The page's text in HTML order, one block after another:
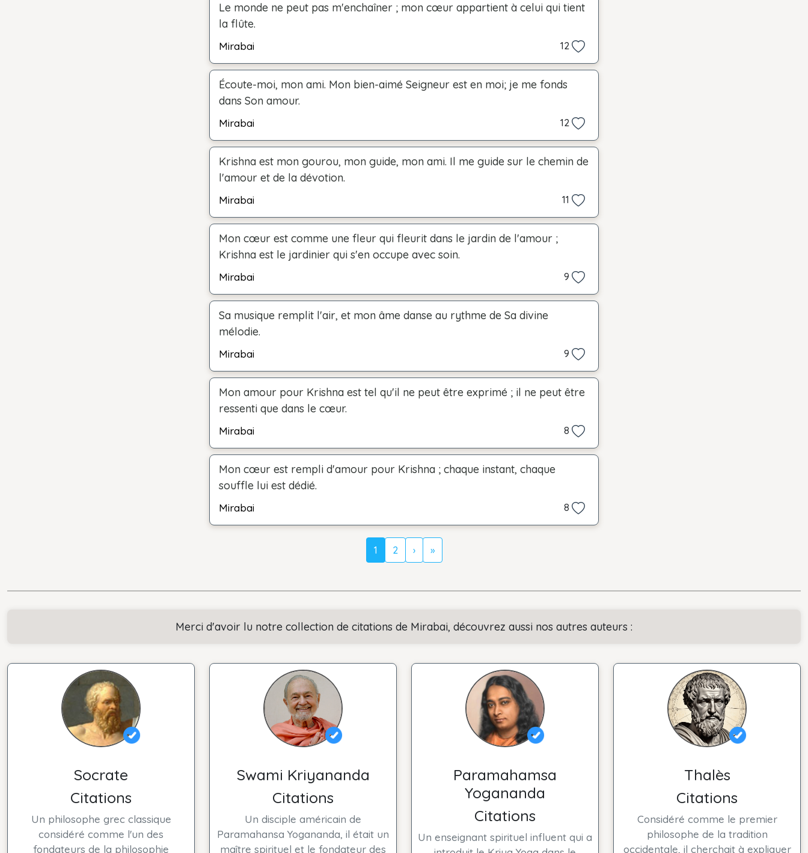
Le monde ne peut pas m'enchaîner ; mon cœur appartient à celui qui tient
la flûte.
Mirabai 12
Écoute-moi, mon ami. Mon bien-aimé Seigneur est en moi; je me fonds
dans Son amour.
Mirabai 12
Krishna est mon gourou, mon guide, mon ami. Il me guide sur le chemin de
l'amour et de la dévotion.
Mirabai 11
Mon cœur est comme une fleur qui fleurit dans le jardin de l'amour ;
Krishna est le jardinier qui s'en occupe avec soin.
Mirabai 9
Sa musique remplit l'air, et mon âme danse au rythme de Sa divine
mélodie.
Mirabai 9
Mon amour pour Krishna est tel qu'il ne peut être exprimé ; il ne peut être
ressenti que dans le cœur.
Mirabai 8
Mon cœur est rempli d'amour pour Krishna ; chaque instant, chaque
souffle lui est dédié.
Mirabai 8
1 2 › »
Merci d'avoir lu notre collection de citations de Mirabai, découvrez aussi nos autres auteurs :
Socrate
Citations
Un philosophe grec classique
considéré comme l'un des
fondateurs de la philosophie
Swami Kriyananda
Citations
Un disciple américain de
Paramahansa Yogananda, il était un
maître spirituel et le fondateur des
Paramahamsa
Yogananda
Citations
Un enseignant spirituel influent qui a
Thalès
Citations
Considéré comme le premier
philosophe de la tradition
occidentale, il cherchait à expliquer